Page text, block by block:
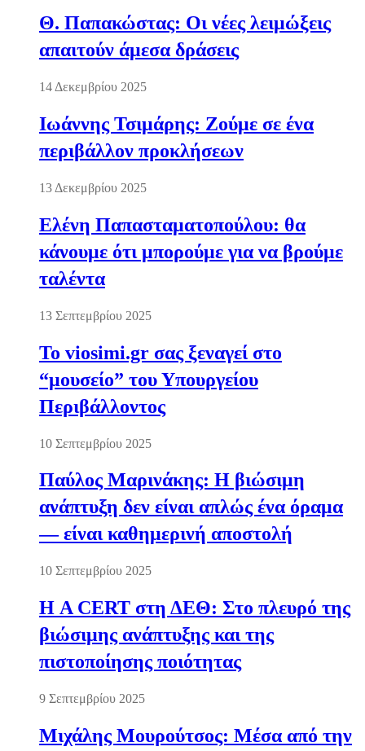
Θ. Παπακώστας: Οι νέες λειμώξεις
απαιτούν άμεσα δράσεις
14 Δεκεμβρίου 2025
Ιωάννης Τσιμάρης: Ζούμε σε ένα
περιβάλλον προκλήσεων
13 Δεκεμβρίου 2025
Ελένη Παπασταματοπούλου: θα
κάνουμε ότι μπορούμε για να βρούμε
ταλέντα
13 Σεπτεμβρίου 2025
Το viosimi.gr σας ξεναγεί στο
“μουσείο” του Υπουργείου
Περιβάλλοντος
10 Σεπτεμβρίου 2025
Παύλος Μαρινάκης: Η βιώσιμη
ανάπτυξη δεν είναι απλώς ένα όραμα
— είναι καθημερινή αποστολή
10 Σεπτεμβρίου 2025
Η A CERT στη ΔΕΘ: Στο πλευρό της
βιώσιμης ανάπτυξης και της
πιστοποίησης ποιότητας
9 Σεπτεμβρίου 2025
Μιχάλης Μουρούτσος: Μέσα από την